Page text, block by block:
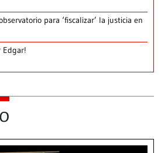
para ‘fiscalizar’ la justicia en
Edgar!